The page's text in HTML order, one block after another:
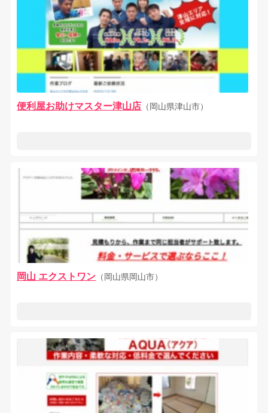
便利屋お助けマスター津山店 （岡山県津山市）
岡山 エクストワン （岡山県岡山市）